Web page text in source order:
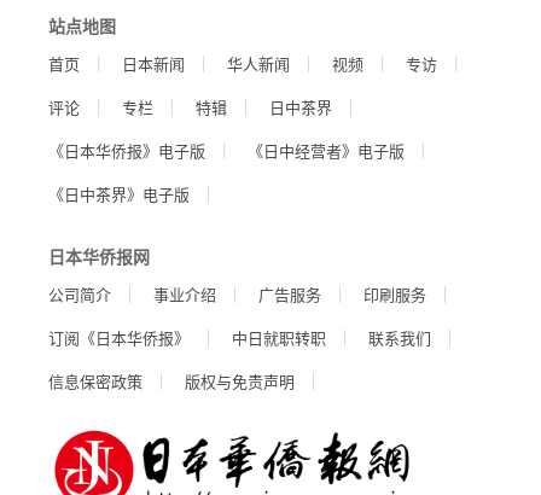
站点地图
首页 日本新闻 华人新闻 视频
专访
评论
专栏 特辑
日中茶界
《日本华侨报》电子版
《日中经营者》电子版
《日中茶界》电子版
日本华侨报网
公司简介 事业介绍 广告服务
印刷服务
订阅《日本华侨报》
中日就职转职
联系我们
信息保密政策
版权与免责声明